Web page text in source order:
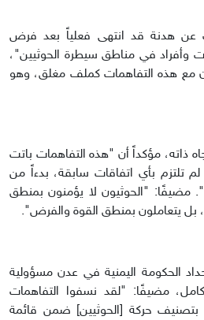
هدنة قد انتهى فعلياً بعد فرض
وأفراد في مناطق سيطرة الحوثيين"،
مع هذه التفاهمات كملف مغلق، وهو
ذاته، مؤكداً أن "هذه التفاهمات باتت
لم تلتزم بأي اتفاقات سابقة، بدءاً من
ستوكهولم في 2018.". مضيفًا: "الحوثيون لا يؤمنون بمنطق
بل يتعاملون بمنطق القوة والفرض".
الحكومة اليمنية في عدن مسؤولية
مضيفًا: "لقد نسفوا التفاهمات
بتصنيف حركة [الحوثيين] ضمن قائمة